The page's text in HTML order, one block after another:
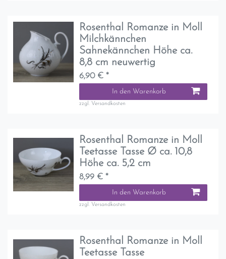
Rosenthal Romanze in Moll
Milchkännchen
Sahnekännchen Höhe ca.
8,8 cm neuwertig
6,90 € *
In den Warenkorb
zzgl. Versandkosten
Rosenthal Romanze in Moll
Teetasse Tasse Ø ca. 10,8
Höhe ca. 5,2 cm
8,99 € *
In den Warenkorb
zzgl. Versandkosten
Rosenthal Romanze in Moll
Teetasse Tasse